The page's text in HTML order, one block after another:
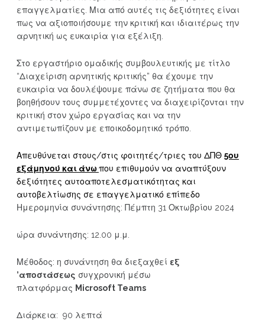
επαγγελματίες. Μια από αυτές τις δεξιότητες είναι
πως να αξιοποιήσουμε την κριτική και ιδιαιτέρως την
αρνητική ως ευκαιρία για εξέλιξη.
Στο εργαστήριο ομαδικής συμβουλευτικής με τίτλο
“Διαχείριση αρνητικής κριτικής” θα έχουμε την
ευκαιρία να δουλέψουμε πάνω σε ζητήματα που θα
βοηθήσουν τους συμμετέχοντες να διαχειρίζονται την
κριτική στον χώρο εργασίας και να την
αντιμετωπίζουν με εποικοδομητικό τρόπο.
Απευθύνεται στους/στις φοιτητές/τριες του ΔΠΘ 5ου
εξάμηνού και άνωπου επιθυμούν να αναπτύξουν
δεξιότητες αυτοαποτελεσματικότητας και
αυτοβελτίωσης σε επαγγελματικό επίπεδο
Ημερομηνία συνάντησης: Πέμπτη 31 Οκτωβρίου 2024
ώρα συνάντησης: 12.00 μ.μ.
Μέθοδος: η συνάντηση θα διεξαχθεί εξ
’αποστάσεως συγχρονική μέσω
πλατφόρμας Microsoft Teams
Διάρκεια: 90 λεπτά